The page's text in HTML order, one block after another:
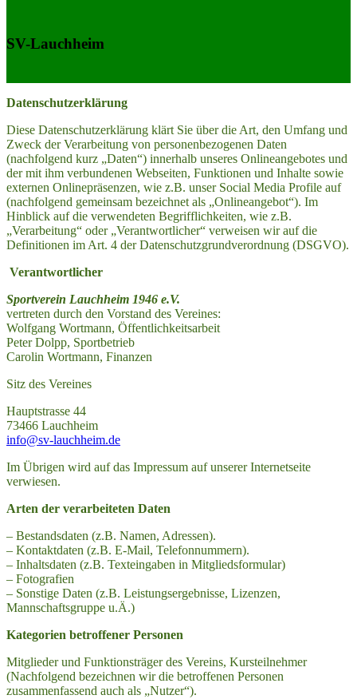
SV-Lauchheim
Datenschutzerklärung
Diese Datenschutzerklärung klärt Sie über die Art, den Umfang und
Zweck der Verarbeitung von personenbezogenen Daten
(nachfolgend kurz „Daten“) innerhalb unseres Onlineangebotes und
der mit ihm verbundenen Webseiten, Funktionen und Inhalte sowie
externen Onlinepräsenzen, wie z.B. unser Social Media Profile auf
(nachfolgend gemeinsam bezeichnet als „Onlineangebot“). Im
Hinblick auf die verwendeten Begrifflichkeiten, wie z.B.
„Verarbeitung“ oder „Verantwortlicher“ verweisen wir auf die
Definitionen im Art. 4 der Datenschutzgrundverordnung (DSGVO).
Verantwortlicher
Sportverein Lauchheim 1946 e.V.
vertreten durch den Vorstand des Vereines:
Wolfgang Wortmann, Öffentlichkeitsarbeit
Peter Dolpp, Sportbetrieb
Carolin Wortmann, Finanzen
Sitz des Vereines
Hauptstrasse 44
73466 Lauchheim
info@sv-lauchheim.de
Im Übrigen wird auf das Impressum auf unserer Internetseite
verwiesen.
Arten der verarbeiteten Daten
– Bestandsdaten (z.B. Namen, Adressen).
– Kontaktdaten (z.B. E-Mail, Telefonnummern).
– Inhaltsdaten (z.B. Texteingaben in Mitgliedsformular)
– Fotografien
– Sonstige Daten (z.B. Leistungsergebnisse, Lizenzen,
Mannschaftsgruppe u.Ä.)
Kategorien betroffener Personen
Mitglieder und Funktionsträger des Vereins, Kursteilnehmer
(Nachfolgend bezeichnen wir die betroffenen Personen
zusammenfassend auch als „Nutzer“).